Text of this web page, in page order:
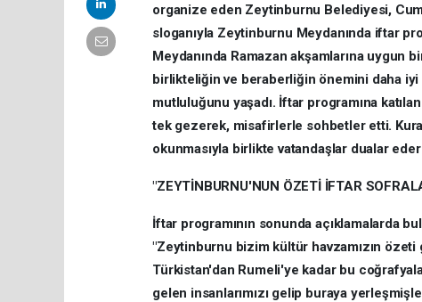
organize eden Zeytinburnu Belediyesi,
sloganıyla Zeytinburnu Meydanında iftar
Meydanında Ramazan akşamlarına uygun
birlikteliğin ve beraberliğin önemini daha iyi
mutluluğunu yaşadı. İftar programına
tek gezerek, misafirlerle sohbetler etti.
okunmasıyla birlikte vatandaşlar dualar
"ZEYTİNBURNU'NUN ÖZETİ İFTAR
İftar programının sonunda açıklamalarda
"Zeytinburnu bizim kültür havzamızın
Türkistan'dan Rumeli'ye kadar bu
gelen insanlarımızı gelip buraya